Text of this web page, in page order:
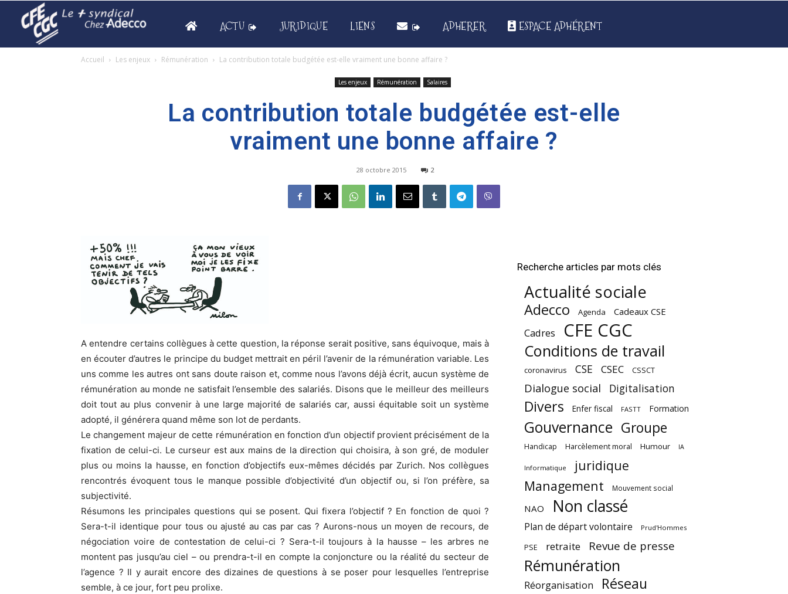
ACTU JURIDIQUE LIENS ADHERER ESPACE ADHÉRENT
Accueil Les enjeux Rémunération La contribution totale budgétée est-elle vraiment une bonne affaire ?
Les enjeux Rémunération Salaires
La contribution totale budgétée est-elle
vraiment une bonne affaire ?
28 octobre 2015 2
A entendre certains collègues à cette question, la réponse serait positive, sans équivoque, mais à
en écouter d’autres le principe du budget mettrait en péril l’avenir de la rémunération variable. Les
uns comme les autres ont sans doute raison et, comme nous l’avons déjà écrit, aucun système de
rémunération au monde ne satisfait l’ensemble des salariés. Disons que le meilleur des meilleurs
doit tout au plus convenir à une large majorité de salariés car, aussi équitable soit un système
adopté, il générera quand même son lot de perdants.
Le changement majeur de cette rémunération en fonction d’un objectif provient précisément de la
fixation de celui-ci. Le curseur est aux mains de la direction qui choisira, à son gré, de moduler
plus ou moins la hausse, en fonction d’objectifs eux-mêmes décidés par Zurich. Nos collègues
rencontrés évoquent tous le manque possible d’objectivité d’un objectif ou, si l’on préfère, sa
subjectivité.
Résumons les principales questions qui se posent. Qui fixera l’objectif ? En fonction de quoi ?
Sera-t-il identique pour tous ou ajusté au cas par cas ? Aurons-nous un moyen de recours, de
négociation voire de contestation de celui-ci ? Sera-t-il toujours à la hausse – les arbres ne
montent pas jusqu’au ciel – ou prendra-t-il en compte la conjoncture ou la réalité du secteur de
l’agence ? Il y aurait encore des dizaines de questions à se poser pour lesquelles l’entreprise
semble, à ce jour, fort peu prolixe.
Recherche articles par mots clés
Actualité sociale
Adecco Agenda Cadeaux CSE
Cadres CFE CGC
Conditions de travail
coronavirus CSE CSEC CSSCT
Dialogue social Digitalisation
Divers Enfer fiscal FASTT Formation
Gouvernance Groupe
Handicap Harcèlement moral Humour IA
Informatique
juridique
Management
Mouvement social
NAO Non classé
Plan de départ volontaire Prud'Hommes
PSE retraite Revue de presse
Rémunération
Réorganisation Réseau